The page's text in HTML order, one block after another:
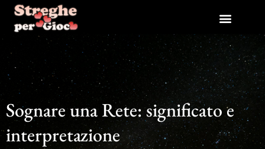
contenuto
Sognare una Rete: significato e
interpretazione